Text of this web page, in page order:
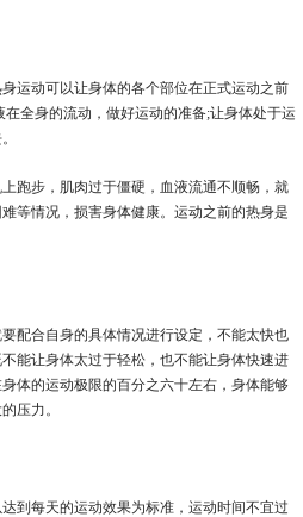
运动可以让身体的各个部位在正式运动之前
全身的流动，做好运动的准备;让身体处于运
跑步，肌肉过于僵硬，血液流通不顺畅，就
等情况，损害身体健康。运动之前的热身是
配合自身的具体情况进行设定，不能太快也
能让身体太过于轻松，也不能让身体快速进
体的运动极限的百分之六十左右，身体能够
压力。
到每天的运动效果为标准，运动时间不宜过